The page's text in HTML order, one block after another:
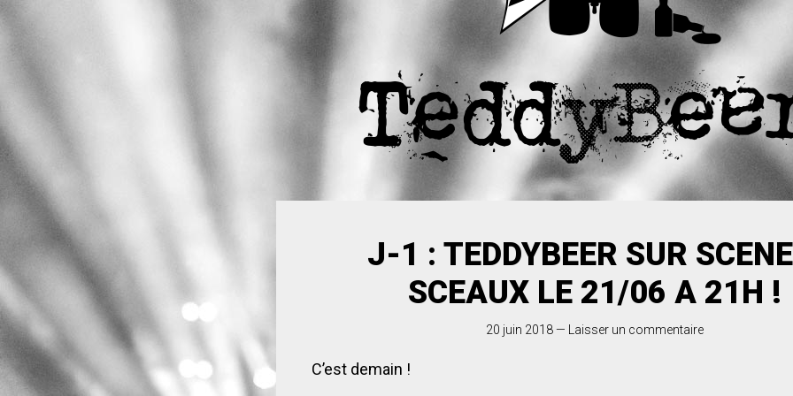
J-1 : TEDDYBEER SUR
SCEAUX LE 21/06 A 21H !
20 juin 2018— Laisser un commentaire
C’est demain !